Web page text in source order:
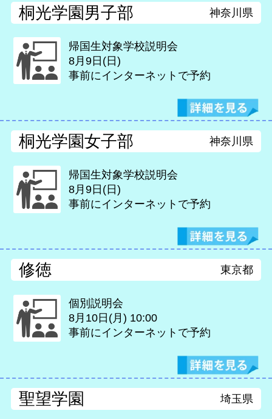
桐光学園男子部 神奈川県
帰国生対象学校説明会
8月9日(日)
事前にインターネットで予約
桐光学園女子部 神奈川県
帰国生対象学校説明会
8月9日(日)
事前にインターネットで予約
修徳 東京都
個別説明会
8月10日(月) 10:00
事前にインターネットで予約
聖望学園 埼玉県